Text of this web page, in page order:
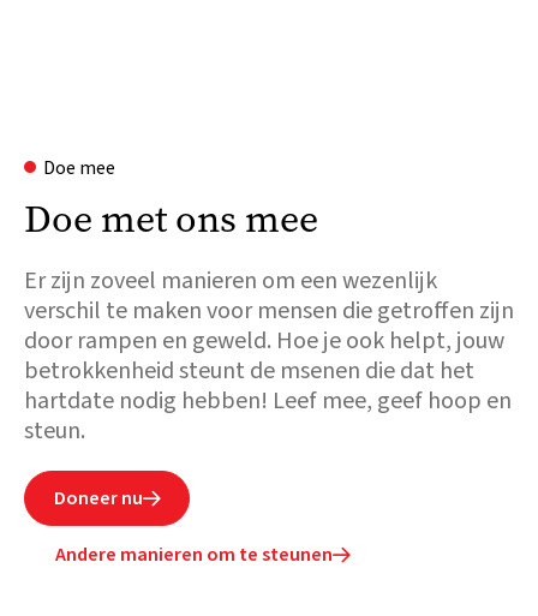
Doe mee
Doe met ons mee
Er zijn zoveel manieren om een wezenlijk
verschil te maken voor mensen die getroffen zijn
door rampen en geweld. Hoe je ook helpt, jouw
betrokkenheid steunt de msenen die dat het
hartdate nodig hebben! Leef mee, geef hoop en
steun.
Doneer nu
Andere manieren om te steunen